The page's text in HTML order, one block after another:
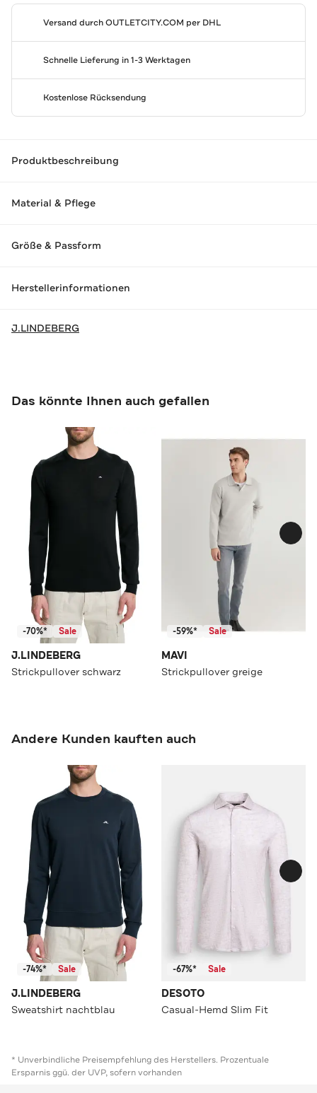
Versand durchOUTLETCITY.COM per DHL
Schnelle Lieferung in 1-3 Werktagen
Kostenlose Rücksendung
Produktbeschreibung
Material & Pflege
Größe & Passform
Herstellerinformationen
J.LINDEBERG
Das könnte Ihnen auch gefallen
-70%* Sale
J.LINDEBERG
Strickpullover schwarz
-59%* Sale
MAVI
Strickpullover greige
Andere Kunden kauften auch
-74%* Sale
J.LINDEBERG
Sweatshirt nachtblau
-67%* Sale
DESOTO
Casual-Hemd Slim Fit
* Unverbindliche Preisempfehlung des Herstellers. Prozentuale
Ersparnis ggü. der UVP, sofern vorhanden